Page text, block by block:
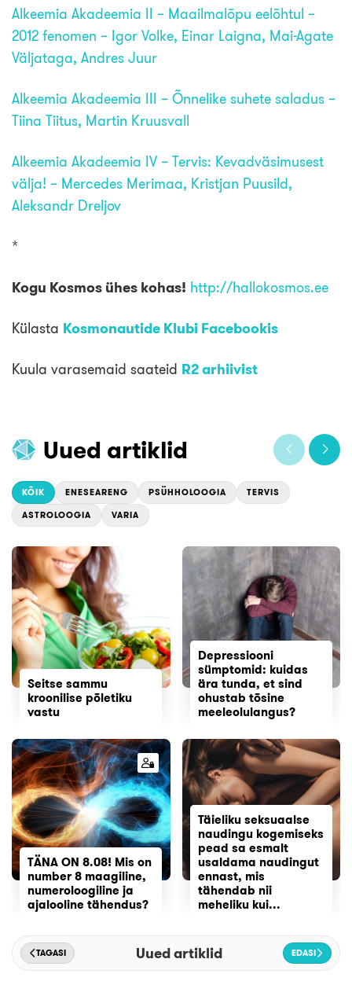
Alkeemia Akadeemia II – Maailmalõpu eelõhtul –
2012 fenomen – Igor Volke, Einar Laigna, Mai-Agate
Väljataga, Andres Juur
Alkeemia Akadeemia III – Õnnelike suhete saladus –
Tiina Tiitus, Martin Kruusvall
Alkeemia Akadeemia IV – Tervis: Kevadväsimusest
välja! – Mercedes Merimaa, Kristjan Puusild,
Aleksandr Dreljov
*
Kogu Kosmos ühes kohas! http://hallokosmos.ee
Külasta Kosmonautide Klubi Facebookis
Kuula varasemaid saateid R2 arhiivist
Uued artiklid
KÕIK ENESEARENG PSÜHHOLOOGIA TERVIS
ASTROLOOGIA VARIA
Seitse sammu
kroonilise põletiku
vastu
Depressiooni
sümptomid: kuidas
ära tunda, et sind
ohustab tõsine
meeleolulangus?
TÄNA ON 8.08! Mis on
number 8 maagiline,
numeroloogiline ja
ajalooline tähendus?
Täieliku seksuaalse
naudingu kogemiseks
pead sa esmalt
usaldama naudingut
ennast, mis
tähendab nii
meheliku kui...
TAGASI Uued artiklid EDASI